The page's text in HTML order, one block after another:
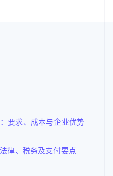
要求、成本与企业优势
律、税务及支付要点